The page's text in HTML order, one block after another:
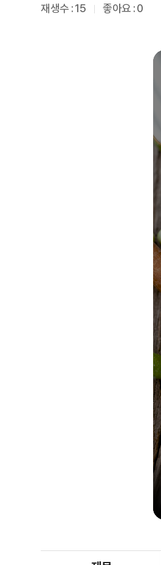
재생수 :15 좋아요 : 0